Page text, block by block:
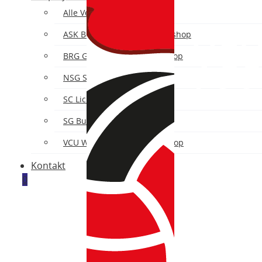
Alle Vereine
ASK Bad Fischau-Brunn Fanshop
BRG Gröhrmühlgasse Fanshop
NSG Steinfeld Fanshop
SC Lichtenwörth Fanshop
SG Bucklige Welt Fanshop
VCU Wiener Neustadt Fanshop
Kontakt
0